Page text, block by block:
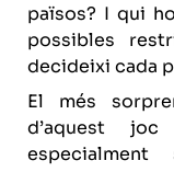
països? I qui
possibles
decideixi cada
El més
d’aquest